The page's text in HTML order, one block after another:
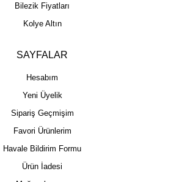
Bilezik Fiyatları
Kolye Altın
SAYFALAR
Hesabım
Yeni Üyelik
Sipariş Geçmişim
Favori Ürünlerim
Havale Bildirim Formu
Ürün İadesi